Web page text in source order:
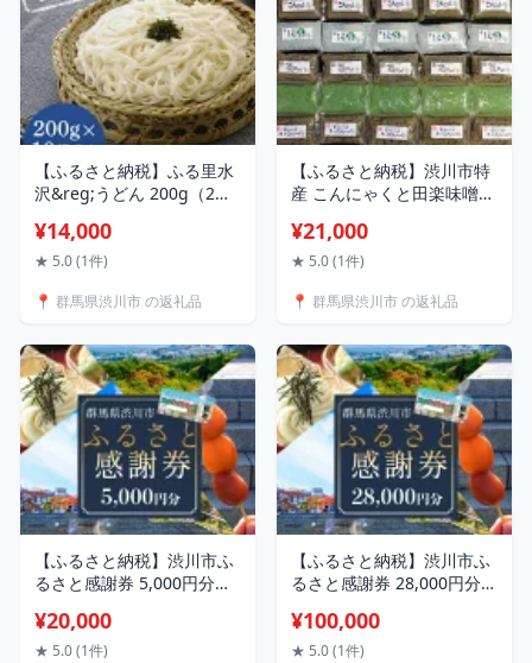
【ふるさと納税】ふる里水
沢&reg;うどん 200g（2人
前） 麺 ふる里水沢 ふるさ
と 故郷 納税 群馬 渋川市
¥14,000
★ 5.0 (1件)
📍 群馬県渋川市 の返礼品
【ふるさと納税】渋川市特
産 こんにゃくと田楽味噌の
蒟蒻 生芋 コンニャク 白滝
ふるさと 詰め合わせ 故郷
¥21,000
★ 5.0 (1件)
📍 群馬県渋川市 の返礼品
【ふるさと納税】渋川市ふ
るさと感謝券 5,000円分
泉 うどん 宿泊 旅行 観光 ホ
テル 旅館 トラベル 飲食 お
¥20,000
★ 5.0 (1件)
【ふるさと納税】渋川市ふ
るさと感謝券 28,000円分
泉 うどん 宿泊 旅行 観光 ホ
テル 旅館 トラベル 飲食 お
¥100,000
★ 5.0 (1件)